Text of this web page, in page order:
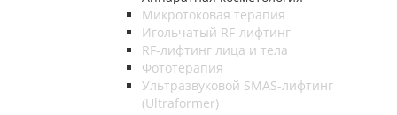
Микротоковая терапия
Игольчатый RF-лифтинг
RF-лифтинг лица и тела
Фототерапия
Ультразвуковой SMAS-лифтинг
(Ultraformer)